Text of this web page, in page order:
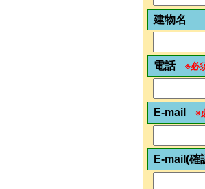
建物名
電話※必
E-mail ※
E-mail(確